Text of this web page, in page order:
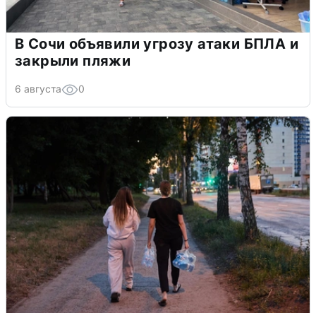
В Сочи объявили угрозу атаки БПЛА и
закрыли пляжи
6 августа 0